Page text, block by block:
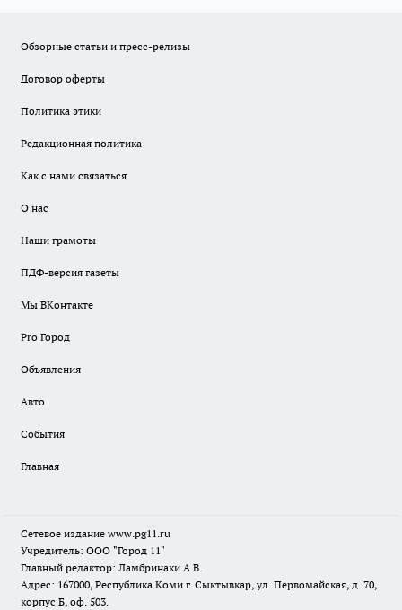
Обзорные статьи и пресс-релизы
Договор оферты
Политика этики
Редакционная политика
Как с нами связаться
О нас
Наши грамоты
ПДФ-версия газеты
Мы ВКонтакте
Pro Город
Объявления
Авто
События
Главная
Сетевое издание www.pg11.ru
Учредитель: ООО "Город 11"
Главный редактор: Ламбринаки А.В.
Адрес: 167000, Республика Коми г. Сыктывкар, ул. Первомайская, д. 70,
корпус Б, оф. 503.